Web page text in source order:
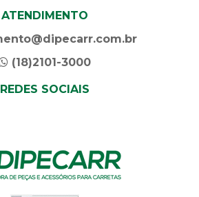
ATENDIMENTO
(18)2101-3000
REDES SOCIAIS